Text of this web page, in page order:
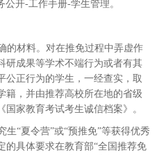
公开-工作手册-学生管理。
材料。对在推免过程中弄虚作
研成果等学术不端行为或者有其
公正行为的学生，一经查实，取
籍，并由推荐高校所在地的省级
家教育考试考生诚信档案》。
“夏令营”或“预推免”等获得优秀
的具体要求在教育部“全国推荐免